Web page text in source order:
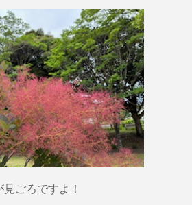
ごろですよ！